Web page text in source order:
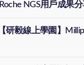
Roche NGS用戶成果
【研毅線上學園】